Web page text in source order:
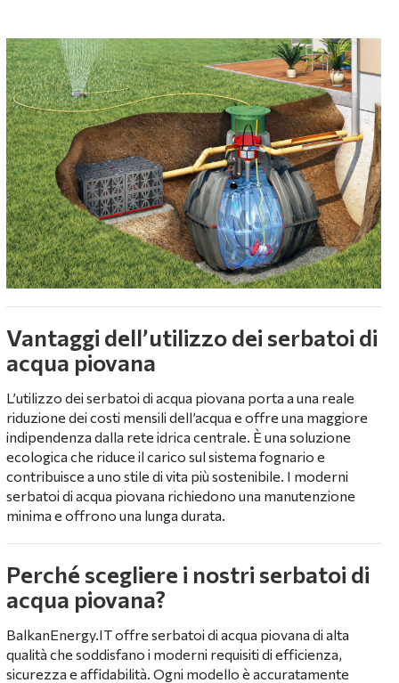
Vantaggi dell’utilizzo dei serbatoi di
acqua piovana
L’utilizzo dei serbatoi di acqua piovana porta a una reale
riduzione dei costi mensili dell’acqua e offre una maggiore
indipendenza dalla rete idrica centrale. È una soluzione
ecologica che riduce il carico sul sistema fognario e
contribuisce a uno stile di vita più sostenibile. I moderni
serbatoi di acqua piovana richiedono una manutenzione
minima e offrono una lunga durata.
Perché scegliere i nostri serbatoi di
acqua piovana?
BalkanEnergy.IToffre serbatoi di acqua piovana di alta
qualità che soddisfano i moderni requisiti di efficienza,
sicurezza e affidabilità. Ogni modello è accuratamente